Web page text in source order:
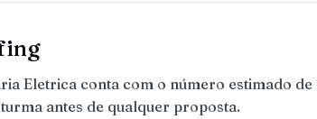
Eletrica conta com o número estimado
antes de qualquer proposta.